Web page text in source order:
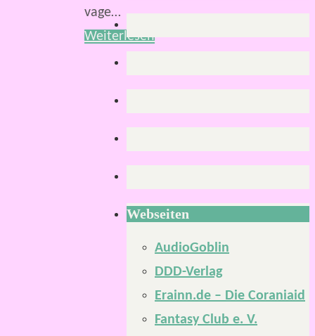
vage…
Weiterlesen
Webseiten
AudioGoblin
DDD-Verlag
Erainn.de – Die Coraniaid
Fantasy Club e. V.